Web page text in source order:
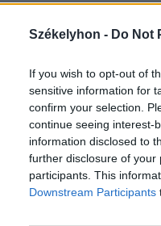
Székelyhon - Do Not
If you wish to opt-out of
sensitive information for
confirm your selection.
continue seeing interest-
information disclosed to
further disclosure of your
participants. This
Downstream Participants